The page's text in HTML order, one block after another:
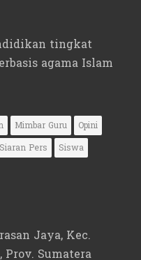
tingkat
agama Islam
Mimbar Guru
Opini
Siaran Pers
Siswa
Jaya, Kec.
Sumatera